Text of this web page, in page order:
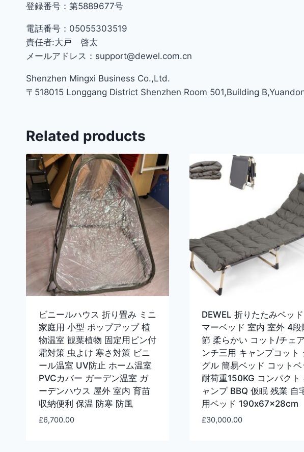
登録番号：第5889677号
電話番号：05055303519
責任者:大戸 啓太
メールアドレス：support@dewel.com.cn
Shenzhen Mingxi Business Co.,Ltd.
〒518015 Longgang District Shenzhen Room 501,Building
Related products
ビニールハウス 折り畳み ミニ
家庭用 小型 ポップアップ 植
物温室 観葉植物 固定用ピン付
霜対策 虫よけ 寒さ対策 ビニ
ール温室 UV防止 ホーム温室
PVCカバー ガーデン温室 ガ
ーデンハウス 屋外 室内 育苗
収納便利 保温 防寒 防風
£6,700.00
DEWEL 折りたたみベッ
マーベッド 室内 室外 4段
節 柔らかい コット/チェ
ンチ三用 キャンプコット
グル 簡易ベッド コットベ
耐荷重150KG コンパクト
ャンプ BBQ 仮眠 残業 自
用ベッド 190x67x28cm
£30,000.00